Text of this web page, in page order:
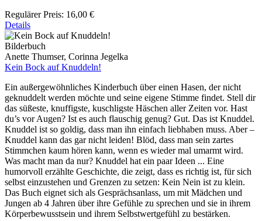
Regulärer Preis: 16,00 €
Details
Bilderbuch
Anette Thumser, Corinna Jegelka
Kein Bock auf Knuddeln!
Ein außergewöhnliches Kinderbuch über einen Hasen, der nicht
geknuddelt werden möchte und seine eigene Stimme findet. Stell dir
das süßeste, knuffigste, kuschligste Häschen aller Zeiten vor. Hast
du’s vor Augen? Ist es auch flauschig genug? Gut. Das ist Knuddel.
Knuddel ist so goldig, dass man ihn einfach liebhaben muss. Aber –
Knuddel kann das gar nicht leiden! Blöd, dass man sein zartes
Stimmchen kaum hören kann, wenn es wieder mal umarmt wird.
Was macht man da nur? Knuddel hat ein paar Ideen ... Eine
humorvoll erzählte Geschichte, die zeigt, dass es richtig ist, für sich
selbst einzustehen und Grenzen zu setzen: Kein Nein ist zu klein.
Das Buch eignet sich als Gesprächsanlass, um mit Mädchen und
Jungen ab 4 Jahren über ihre Gefühle zu sprechen und sie in ihrem
Körperbewusstsein und ihrem Selbstwertgefühl zu bestärken.